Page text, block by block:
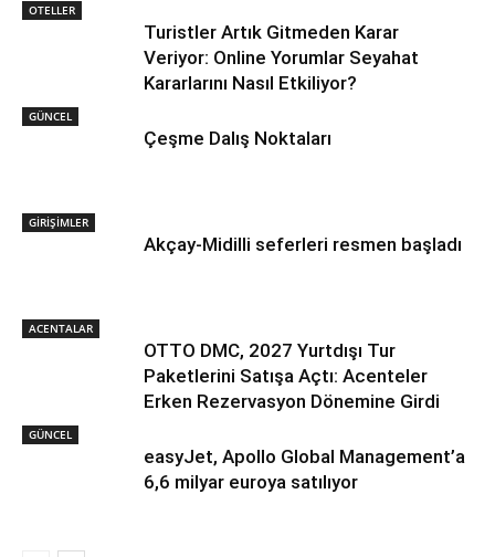
OTELLER
Turistler Artık Gitmeden Karar
Veriyor: Online Yorumlar Seyahat
Kararlarını Nasıl Etkiliyor?
GÜNCEL
Çeşme Dalış Noktaları
GİRİŞİMLER
Akçay-Midilli seferleri resmen başladı
ACENTALAR
OTTO DMC, 2027 Yurtdışı Tur
Paketlerini Satışa Açtı: Acenteler
Erken Rezervasyon Dönemine Girdi
GÜNCEL
easyJet, Apollo Global Management’a
6,6 milyar euroya satılıyor